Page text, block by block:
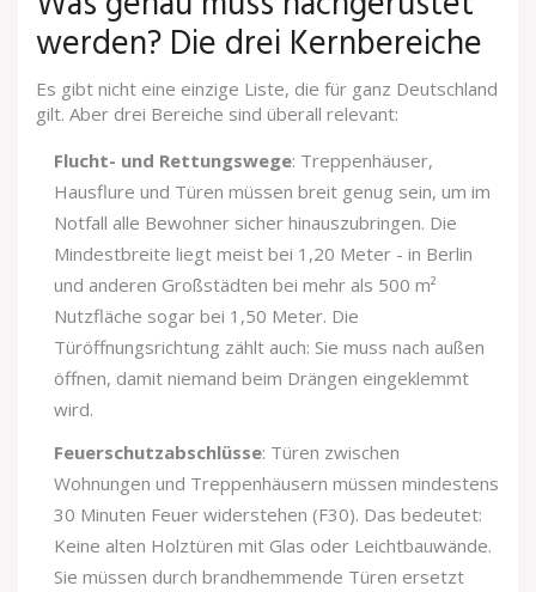
werden? Die drei Kernbereiche
Es gibt nicht eine einzige Liste, die für ganz Deutschland
gilt. Aber drei Bereiche sind überall relevant:
Flucht- und Rettungswege: Treppenhäuser,
Hausflure und Türen müssen breit genug sein, um im
Notfall alle Bewohner sicher hinauszubringen. Die
Mindestbreite liegt meist bei 1,20 Meter - in Berlin
und anderen Großstädten bei mehr als 500 m²
Nutzfläche sogar bei 1,50 Meter. Die
Türöffnungsrichtung zählt auch: Sie muss nach außen
öffnen, damit niemand beim Drängen eingeklemmt
wird.
Feuerschutzabschlüsse: Türen zwischen
Wohnungen und Treppenhäusern müssen mindestens
30 Minuten Feuer widerstehen (F30). Das bedeutet:
Keine alten Holztüren mit Glas oder Leichtbauwände.
Sie müssen durch brandhemmende Türen ersetzt